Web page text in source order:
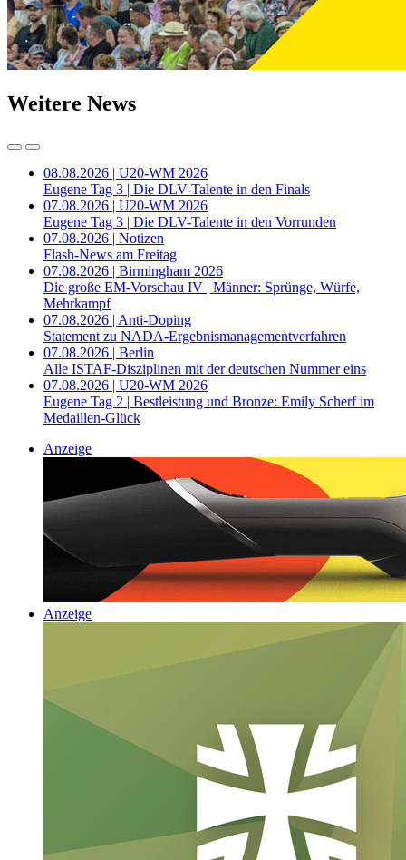
Weitere News
08.08.2026 | U20-WM 2026
Eugene Tag 3 | Die DLV-Talente in den Finals
07.08.2026 | U20-WM 2026
Eugene Tag 3 | Die DLV-Talente in den Vorrunden
07.08.2026 | Notizen
Flash-News am Freitag
07.08.2026 | Birmingham 2026
Die große EM-Vorschau IV | Männer: Sprünge, Würfe,
Mehrkampf
07.08.2026 | Anti-Doping
Statement zu NADA-Ergebnismanagementverfahren
07.08.2026 | Berlin
Alle ISTAF-Disziplinen mit der deutschen Nummer eins
07.08.2026 | U20-WM 2026
Eugene Tag 2 | Bestleistung und Bronze: Emily Scherf im
Medaillen-Glück
Anzeige
Anzeige